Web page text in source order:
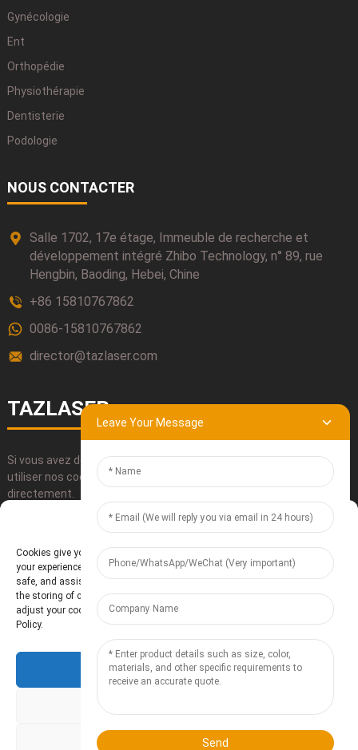
Gynécologie
Ent
Orthopédie
Physiothérapie
Dentisterie
Podologie
NOUS CONTACTER
Salle 1702, 17e étage, Immeuble de recherche et
développement intégré Zhibo Technology, n° 89, rue
Hengbin, Baoding, Hebei, Chine
+86 15810767862
0086-15810767862
director@tazlaser.com
TAZLASER
Si vous avez des questions concernant nos produits, veuillez
utiliser nos coordonnées, nous envoyer un courriel ou nous appeler
directement.
Baoding Te'anzhou Electronic Technology Co., Ltd.- Plan du site
Resource
Leave Your Message
Send
Manage Cookie Consent
Cookies give you a personalized experience. Cookie files help us to enhance
your experience using our website, simplify navigation, keep our website
safe, and assist in our marketing efforts. By clicking "Accept", you agree to
the storing of cookies on your device for these purposes. Click "Adjust" to
adjust your cookie preferences. For more information, review our Cookies
Policy.
Accept